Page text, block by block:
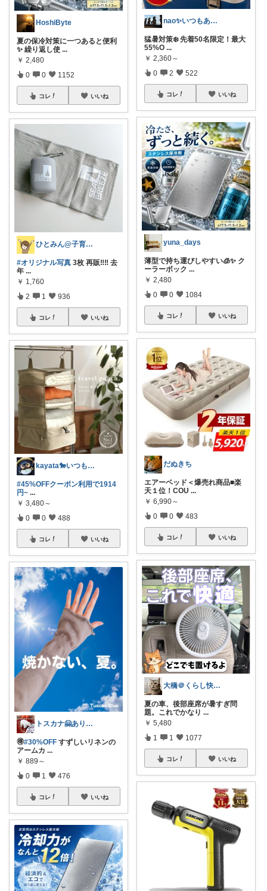
HoshiByte
夏の保冷対策に一つあると便利
✨ 繰り返し使 ...
￥ 2,480
0 0 1152
コレ いいね
ひとみん@子育てと可愛いもの好き⚮̈
#オリジナル写真 3枚 再販‼️‼️ 去
年 ...
￥ 1,760
2 1 936
コレ いいね
kayata🐎いつもありがとう😊
#45%OFFクーポン利用で1914
円~ ...
￥ 3,480～
0 0 488
コレ いいね
トスカナ🤗ありがとうございます💕
🉐#30%OFF すずしいリネンの
アームカ ...
￥ 889～
0 1 476
コレ いいね
nao✨いつもありがとう😊
猛暑対策❄️ 先着50名限定！最大
55%O ...
￥ 2,360～
0 2 522
コレ いいね
yuna_days
薄型で持ち運びしやすい🧊✨ ク
ーラーボック ...
￥ 2,480
0 0 1084
コレ いいね
だぬきち
エアーベッド＜爆売れ商品■楽
天１位！COU ...
￥ 6,990～
0 0 483
コレ いいね
大橋＠くらし快適LAB🌿
夏の車、後部座席が暑すぎ問
題。これでかなり ...
￥ 5,480
1 1 1077
コレ いいね